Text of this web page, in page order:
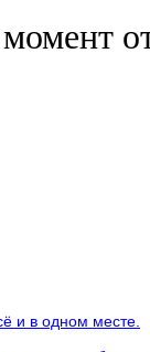
и в одном месте.